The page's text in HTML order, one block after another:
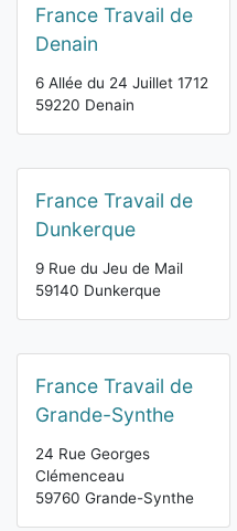
France Travail de
Denain
6 Allée du 24 Juillet 1712
59220 Denain
France Travail de
Dunkerque
9 Rue du Jeu de Mail
59140 Dunkerque
France Travail de
Grande-Synthe
24 Rue Georges
Clémenceau
59760 Grande-Synthe